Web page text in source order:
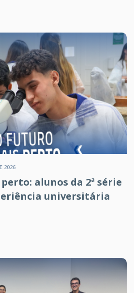
2026
alunos da 2ª série
universitária